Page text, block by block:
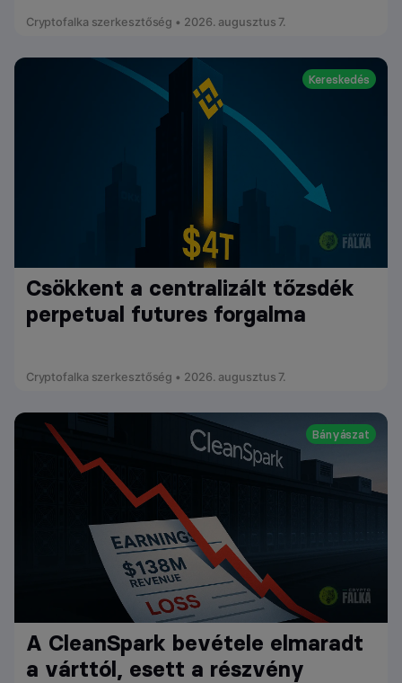
Cryptofalka szerkesztőség • 2026. augusztus 7.
Kereskedés
Csökkent a centralizált tőzsdék
perpetual futures forgalma
Cryptofalka szerkesztőség • 2026. augusztus 7.
Bányászat
A CleanSpark bevétele elmaradt
a várttól, esett a részvény